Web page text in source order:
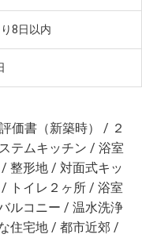
8日以内
価書（新築時） / ２
テムキッチン / 浴室
整形地 / 対面式キッ
トイレ２ヶ所 / 浴室
ルコニー / 温水洗浄
住宅地 / 都市近郊 /